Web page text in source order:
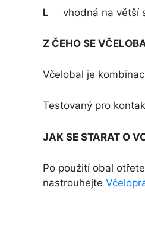
L vhodná na větší
Z ČEHO SE
Včelobal je
Testovaný pro
JAK SE STARAT O
Po použití obal
nastrouhejte